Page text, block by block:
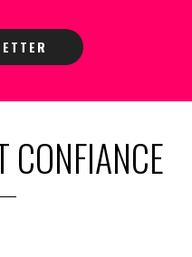
CONFIANCE